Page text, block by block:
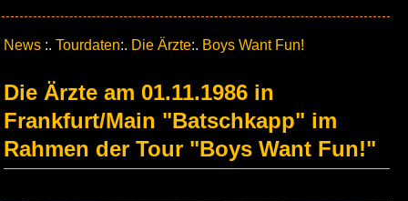
News :. Tourdaten:. Die Ärzte:. Boys Want Fun!
Die Ärzte am 01.11.1986 in
Frankfurt/Main "Batschkapp" im
Rahmen der Tour "Boys Want Fun!"